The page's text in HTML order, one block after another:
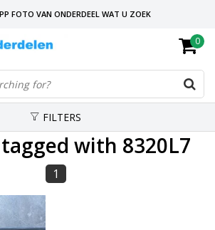
FOTO VAN ONDERDEEL WAT U ZOEK
BESTELD, VANDAAG VERZONDEN
GESPECIALISEERD PEUGEOT
0
FILTERS
with 8320L7
1